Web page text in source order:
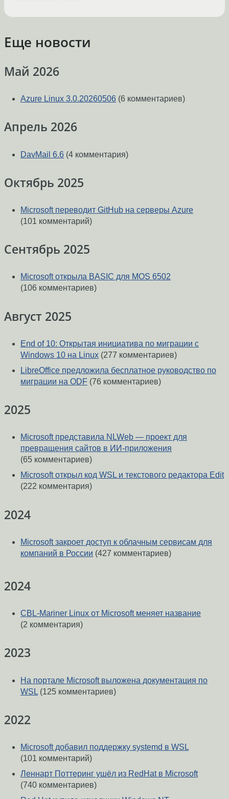
Еще новости
Май 2026
Azure Linux 3.0.20260506 (6 комментариев)
Апрель 2026
DavMail 6.6 (4 комментария)
Октябрь 2025
Microsoft переводит GitHub на серверы Azure
(101 комментарий)
Сентябрь 2025
Microsoft открыла BASIC для MOS 6502
(106 комментариев)
Август 2025
End of 10: Открытая инициатива по миграции с
Windows 10 на Linux (277 комментариев)
LibreOffice предложила бесплатное руководство по
миграции на ODF (76 комментариев)
2025
Microsoft представила NLWeb — проект для
превращения сайтов в ИИ-приложения
(65 комментариев)
Microsoft открыл код WSL и текстового редактора Edit
(222 комментария)
2024
Microsoft закроет доступ к облачным сервисам для
компаний в России (427 комментариев)
2024
CBL-Mariner Linux от Microsoft меняет название
(2 комментария)
2023
На портале Microsoft выложена документация по
WSL (125 комментариев)
2022
Microsoft добавил поддержку systemd в WSL
(101 комментарий)
Леннарт Поттеринг ушёл из RedHat в Microsoft
(740 комментариев)